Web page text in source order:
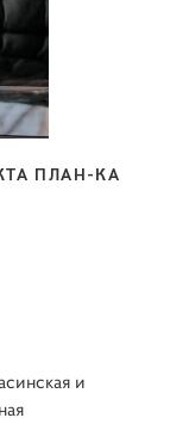
ПЛАН-КА
и